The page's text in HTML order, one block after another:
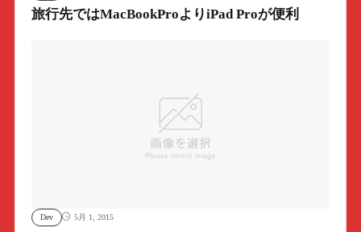
旅行先ではMacBookProよりiPad Proが便利
Dev 5月 1, 2015